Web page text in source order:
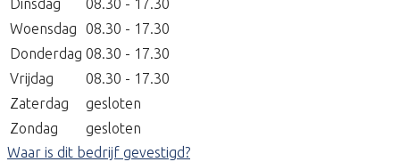
Dinsdag
08.30 - 17.30
Woensdag
08.30 - 17.30
Donderdag 08.30 - 17.30
Vrijdag
08.30 - 17.30
Zaterdag
gesloten
Zondag
gesloten
Waar is dit bedrijf gevestigd?